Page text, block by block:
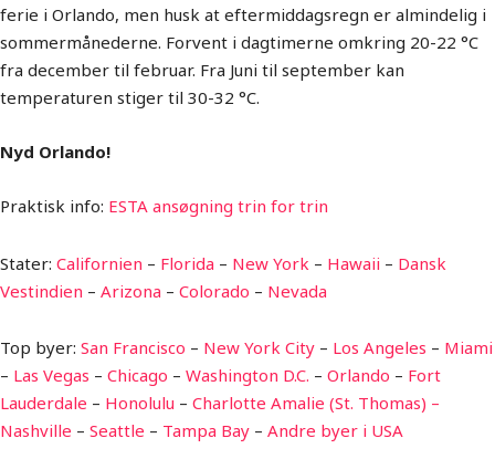
ferie i Orlando, men husk at eftermiddagsregn er almindelig i
sommermånederne. Forvent i dagtimerne omkring 20-22 °C
fra december til februar. Fra Juni til september kan
temperaturen stiger til 30-32 °C.
Nyd Orlando!
Praktisk info: ESTA ansøgning trin for trin
Stater: Californien – Florida – New York – Hawaii – Dansk
Vestindien – Arizona – Colorado – Nevada
Top byer: San Francisco – New York City – Los Angeles – Miami
– Las Vegas – Chicago – Washington D.C. – Orlando – Fort
Lauderdale – Honolulu – Charlotte Amalie (St. Thomas) –
Nashville – Seattle – Tampa Bay – Andre byer i USA